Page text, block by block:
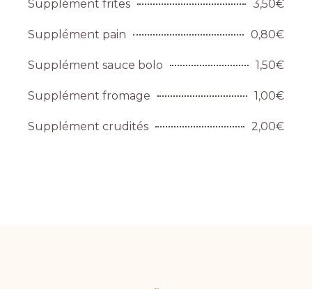
Supplément frites 3,50€
Supplément pain 0,80€
Supplément sauce bolo 1,50€
Supplément fromage 1,00€
Supplément crudités 2,00€